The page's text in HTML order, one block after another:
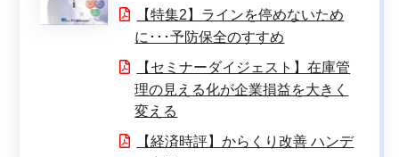
【特集2】ラインを停めないため
に･･･予防保全のすすめ
【セミナーダイジェスト】在庫管
理の見える化が企業損益を大きく
変える
【経済時評】からくり改善 ハンデ